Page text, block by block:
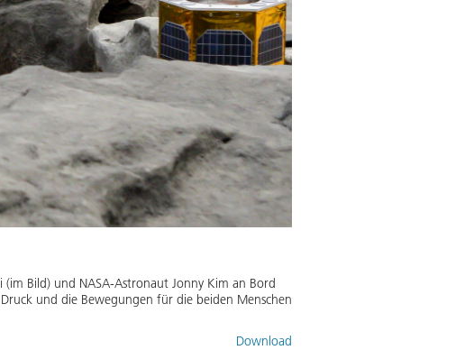
(im Bild) und NASA-Astronaut Jonny Kim an Bord
und die Bewegungen für die beiden Menschen
Download